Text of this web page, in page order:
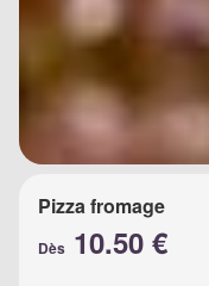
Pizza fromage
Dès 10.50 €